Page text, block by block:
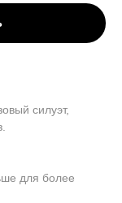
силуэт,
для более